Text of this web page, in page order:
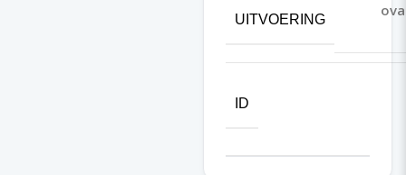
UITVOERING
ID